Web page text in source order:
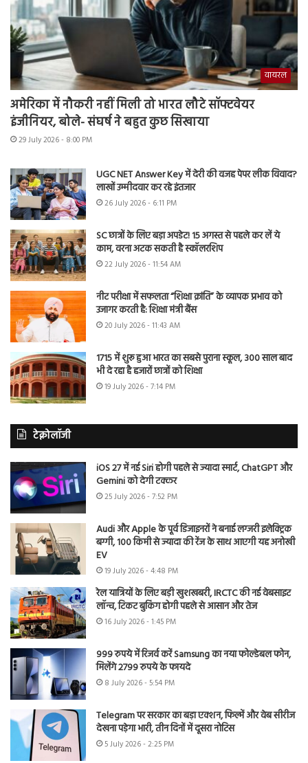
वायरल
अमेरिका में नौकरी नहीं मिली तो भारत लौटे सॉफ्टवेयर
इंजीनियर, बोले- संघर्ष ने बहुत कुछ सिखाया
29 July 2026 - 8:00 PM
UGC NET Answer Key में देरी की वजह पेपर लीक विवाद?
लाखों उम्मीदवार कर रहे इंतजार
26 July 2026 - 6:11 PM
SC छात्रों के लिए बड़ा अपडेट! 15 अगस्त से पहले कर लें ये
काम, वरना अटक सकती है स्कॉलरशिप
22 July 2026 - 11:54 AM
नीट परीक्षा में सफलता “शिक्षा क्रांति” के व्यापक प्रभाव को
उजागर करती है: शिक्षा मंत्री बैंस
20 July 2026 - 11:43 AM
1715 में शुरू हुआ भारत का सबसे पुराना स्कूल, 300 साल बाद
भी दे रहा है हजारों छात्रों को शिक्षा
19 July 2026 - 7:14 PM
टेक्नोलॉजी
iOS 27 में नई Siri होगी पहले से ज्यादा स्मार्ट, ChatGPT और
Gemini को देगी टक्कर
25 July 2026 - 7:52 PM
Audi और Apple के पूर्व डिजाइनरों ने बनाई लग्जरी इलेक्ट्रिक
बग्गी, 100 किमी से ज्यादा की रेंज के साथ आएगी यह अनोखी
EV
19 July 2026 - 4:48 PM
रेल यात्रियों के लिए बड़ी खुशखबरी, IRCTC की नई वेबसाइट
लॉन्च, टिकट बुकिंग होगी पहले से आसान और तेज
16 July 2026 - 1:45 PM
999 रुपये में रिजर्व करें Samsung का नया फोल्डेबल फोन,
मिलेंगे 2799 रुपये के फायदे
8 July 2026 - 5:54 PM
Telegram पर सरकार का बड़ा एक्शन, फिल्में और वेब सीरीज
देखना पड़ेगा भारी, तीन दिनों में दूसरा नोटिस
5 July 2026 - 2:25 PM